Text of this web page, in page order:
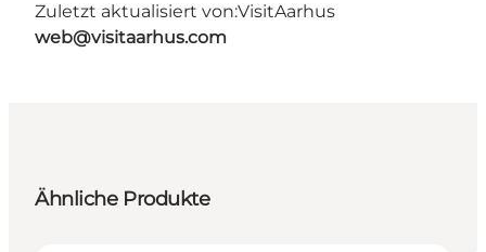
Zuletzt aktualisiert von:VisitAarhus
web@visitaarhus.com
Ähnliche Produkte